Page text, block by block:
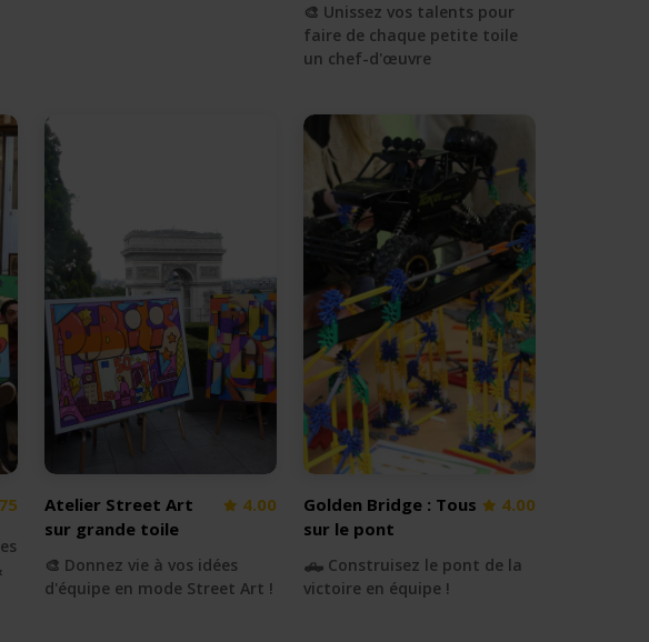
🎨 Unissez vos talents pour
faire de chaque petite toile
un chef-d'œuvre
Atelier Street Art
sur grande toile
4.00
🎨 Donnez vie à vos idées
d'équipe en mode Street Art !
Golden Bridge : Tous
sur le pont
4.00
🛻 Construisez le pont de la
victoire en équipe !